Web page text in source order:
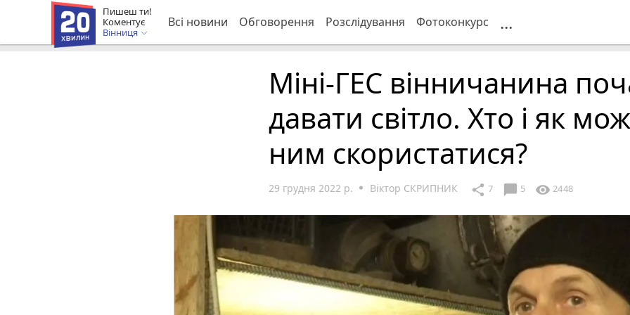
Пишеш ти!
Коментує
Вінниця
Всі новини Обговорення Розслідування Фотоконкурс ...
Міні-ГЕС вінничанина
давати світло. Хто і як
ним скористатися?
29 грудня 2022 р. Віктор СКРИПНИК share 7 chat_bubble 5 visibility 2448